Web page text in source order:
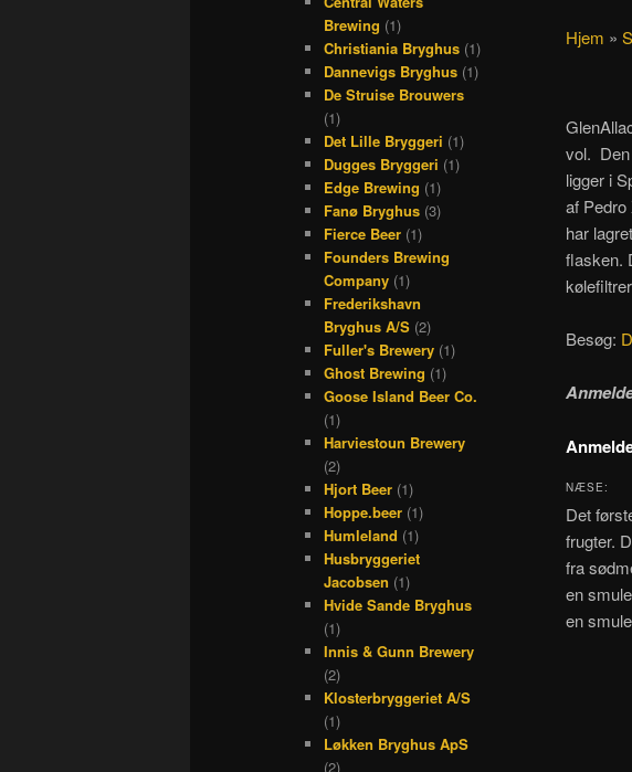
Hjem »
vol. Den
ligger i
af
har
flasken.
Besøg:
NÆSE:
Det
frugter.
fra
en
en
Brewing (1)
Christiania Bryghus (1)
Dannevigs Bryghus (1)
De Struise Brouwers
(1)
Det Lille Bryggeri (1)
Dugges Bryggeri (1)
Edge Brewing (1)
Fanø Bryghus (3)
Fierce Beer (1)
Founders Brewing
Company (1)
Frederikshavn
Bryghus A/S (2)
Fuller's Brewery (1)
Ghost Brewing (1)
Goose Island Beer Co.
(1)
Harviestoun Brewery
(2)
Hjort Beer (1)
Hoppe.beer (1)
Humleland (1)
Husbryggeriet
Jacobsen (1)
Hvide Sande Bryghus
(1)
Innis & Gunn Brewery
(2)
Klosterbryggeriet A/S
(1)
Løkken Bryghus ApS
(2)